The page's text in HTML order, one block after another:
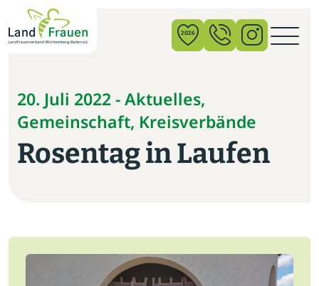
2026
20. Juli 2022 - Aktuelles,
Gemeinschaft, Kreisverbände
Rosentag in Laufen
×
News
Verband
Politik
Gemeinschaft
Vor Ort